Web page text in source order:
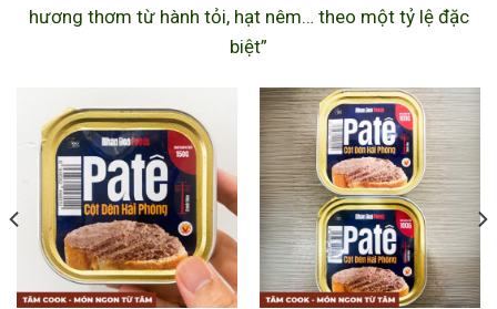
hương thơm từ hành tỏi, hạt nêm… theo một tỷ lệ đặc
biệt”